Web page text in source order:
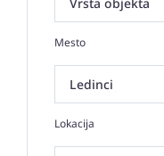
Mesto
Lokacija